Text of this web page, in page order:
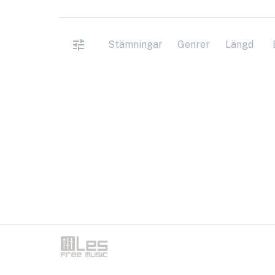
Stämningar Genrer Längd